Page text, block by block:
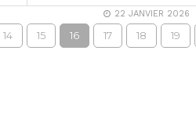
22 JANVIER 2026
14 15 16 17 18 19